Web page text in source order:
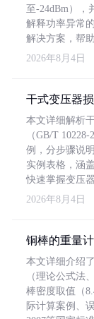
至-24dBm），
解释功率异常
解决方案，帮
2026年8月4日
干式变压器
本文详细解析
（GB/T
例，分步骤说
实例表格，涵
快速掌握变压
2026年8月4日
铜棒的重量
本文详细介绍
（理论公式法
棒密度取值（
际计算案例、